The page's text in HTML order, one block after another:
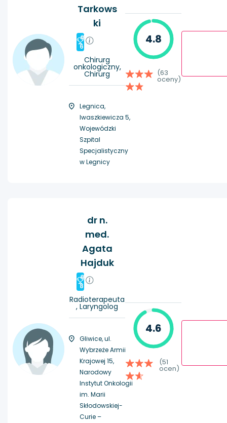
Tarkows
ki
#
6
Chirurg
onkologiczny,
Chirurg
Legnica,
Iwaszkiewicza 5,
Wojewódzki
Szpital
Specjalistyczny
w Legnicy
4.8
(63
oceny)
dr n.
med.
Agata
Hajduk
#
8
Radioterapeuta
, Laryngolog
Gliwice, ul.
Wybrzeże Armii
Krajowej 15,
Narodowy
Instytut Onkologii
im. Marii
Skłodowskiej-
Curie –
4.6
(51
ocen)